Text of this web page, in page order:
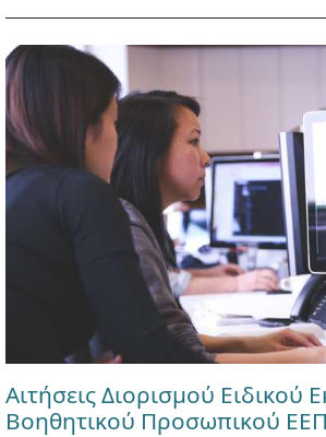
Αιτήσεις Διορισμού Ειδικού
Βοηθητικού Προσωπικού